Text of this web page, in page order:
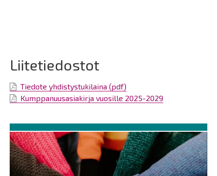
Liitetiedostot
Tiedote yhdistystukilaina (pdf)
Kumppanuusasiakirja vuosille 2025-2029